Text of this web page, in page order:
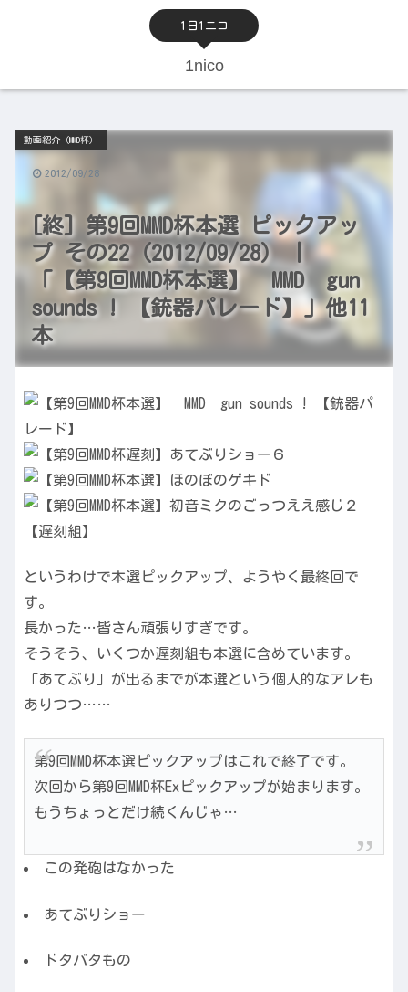
1日1ニコ
1nico
[終] 第9回MMD杯本選 ピックアッ
プ その22（2012/09/28） |
「【第9回MMD杯本選】 MMD gun
sounds ! 【銃器パレード】」他11
本
動画紹介（MMD杯）
2012/09/28
というわけで本選ピックアップ、ようやく最終回で
す。
長かった…皆さん頑張りすぎです。
そうそう、いくつか遅刻組も本選に含めています。
「あてぶり」が出るまでが本選という個人的なアレも
ありつつ……
第9回MMD杯本選ピックアップはこれで終了です。
次回から第9回MMD杯Exピックアップが始まります。
もうちょっとだけ続くんじゃ…
この発砲はなかった
あてぶりショー
ドタバタもの